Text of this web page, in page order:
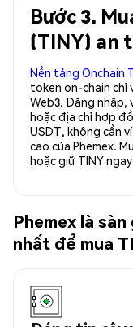
Bước 3.
(TINY) an
Nền tảng Onchain
token on-chain chỉ
Web3. Đăng nhập,
hoặc địa chỉ hợp
USDT, không cần
cao của Phemex.
hoặc giữ TINY
Phemex là
nhất để mua